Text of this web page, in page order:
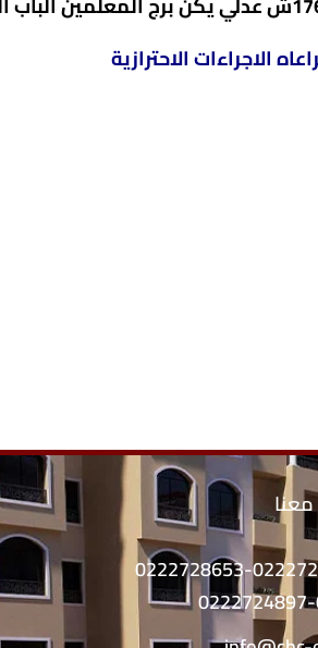
الاجراءات الاحترازية
0222728653-